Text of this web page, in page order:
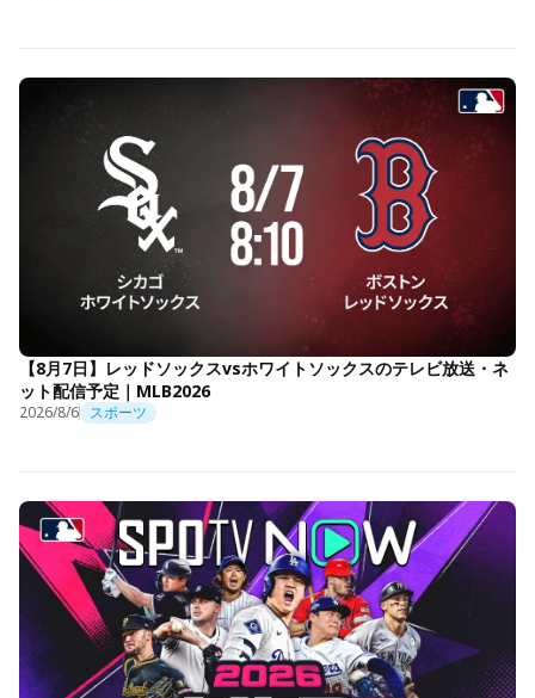
【8月7日】レッドソックスvsホワイトソックスのテレビ放送・ネ
ット配信予定｜MLB2026
2026/8/6 スポーツ